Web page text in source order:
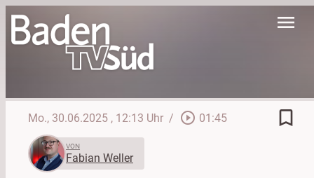
menu
Mo., 30.06.2025 , 12:13 Uhr / play_circle_outline 01:45 bookmark_border
VON
Fabian Weller